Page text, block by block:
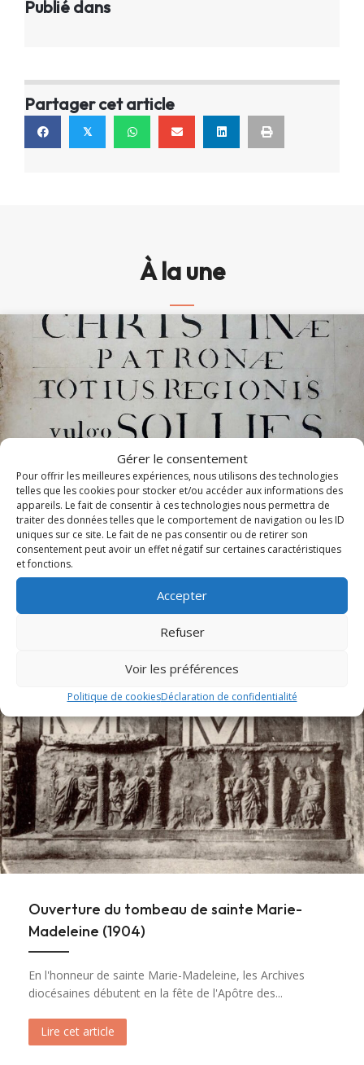
Gérer le consentement
Pour offrir les meilleures expériences, nous utilisons des technologies
telles que les cookies pour stocker et/ou accéder aux informations des
appareils. Le fait de consentir à ces technologies nous permettra de
traiter des données telles que le comportement de navigation ou les ID
uniques sur ce site. Le fait de ne pas consentir ou de retirer son
consentement peut avoir un effet négatif sur certaines caractéristiques
et fonctions.
Accepter
Refuser
Voir les préférences
Politique de cookiesDéclaration de confidentialité
Publié dans
Partager cet article
𝕏
À la une
Messe et Vêpres de sainte Christine (1820)
En l'honneur de sainte Christine, les Archives diocésaines
mettent en ligne l'office ancien de sainte...
about Messe et Vêpres de sainte Christine
Ouverture du tombeau de sainte Marie-
Madeleine (1904)
En l'honneur de sainte Marie-Madeleine, les Archives
diocésaines débutent en la fête de l'Apôtre des...
Lire cet article